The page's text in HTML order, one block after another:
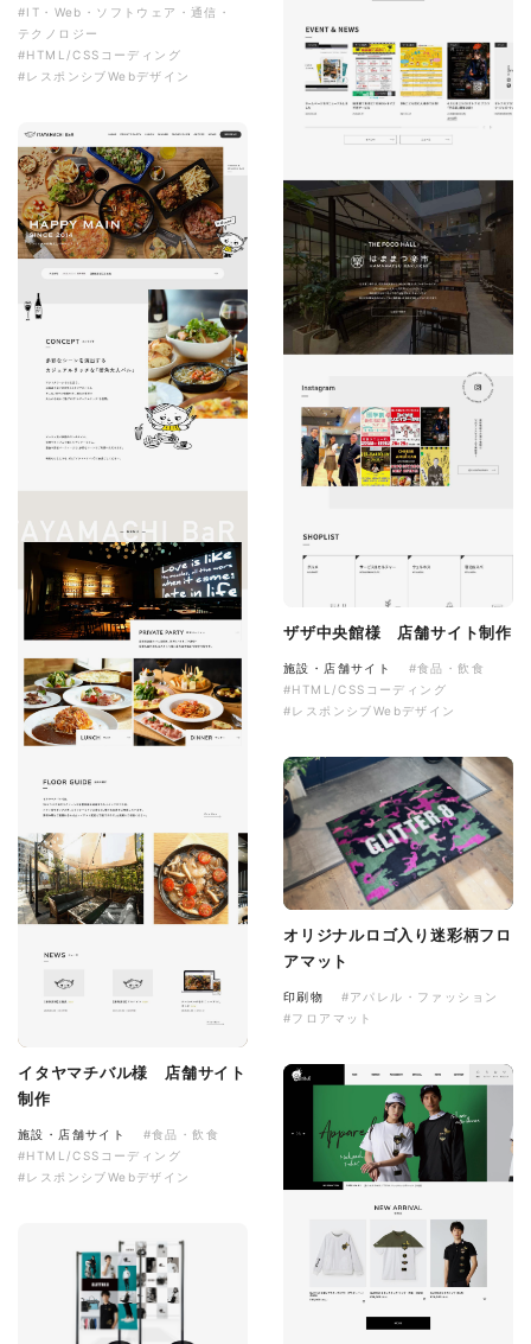
#IT・Web・ソフトウェア・通信・
テクノロジー
#HTML/CSSコーディング
#レスポンシブWebデザイン
ザザ中央館様 店舗サイト制作
施設・店舗サイト
#食品・飲食
#HTML/CSSコーディング
#レスポンシブWebデザイン
イタヤマチバル様 店舗サイト
制作
施設・店舗サイト
#食品・飲食
#HTML/CSSコーディング
#レスポンシブWebデザイン
オリジナルロゴ入り迷彩柄フロ
アマット
印刷物
#アパレル・ファッション
#フロアマット